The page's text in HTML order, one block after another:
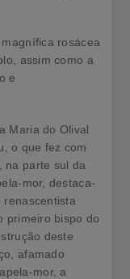
rosácea
assim como a
e
Maria do Olival
o que fez com
na parte sul da
mor, destaca-
renascentista
primeiro bispo do
deste
afamado
mor, a